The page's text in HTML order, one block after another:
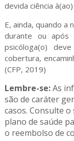
devida ciência
E, ainda, quando a
durante ou após
psicóloga(o)
cobertura,
(CFP, 2019)
Lembre-se:As
são de caráter
casos. Consulte o
plano de saúde
o reembolso de